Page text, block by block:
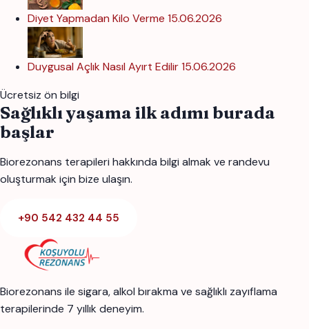
Diyet Yapmadan Kilo Verme 15.06.2026
Duygusal Açlık Nasıl Ayırt Edilir15.06.2026
Ücretsiz ön bilgi
Sağlıklı yaşama ilk adımı burada
başlar
Biorezonans terapileri hakkında bilgi almak ve randevu
oluşturmak için bize ulaşın.
+90 542 432 44 55
Biorezonans ile sigara, alkol bırakma ve sağlıklı zayıflama
terapilerinde 7 yıllık deneyim.